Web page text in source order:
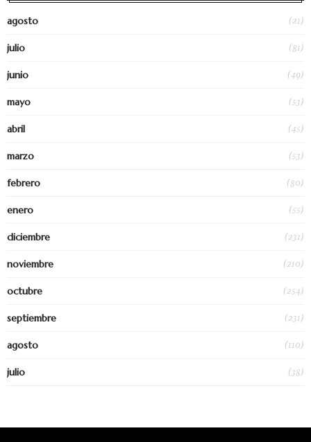
agosto (21)
julio (81)
junio (49)
mayo (53)
abril (45)
marzo (53)
febrero (80)
enero (55)
diciembre (231)
noviembre (210)
octubre (254)
septiembre (231)
agosto (110)
julio (38)